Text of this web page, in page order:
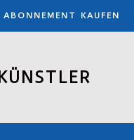
ABONNEMENT KAUFEN